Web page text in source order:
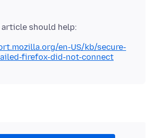
en-US/kb/secure-
firefox-did-not-connect